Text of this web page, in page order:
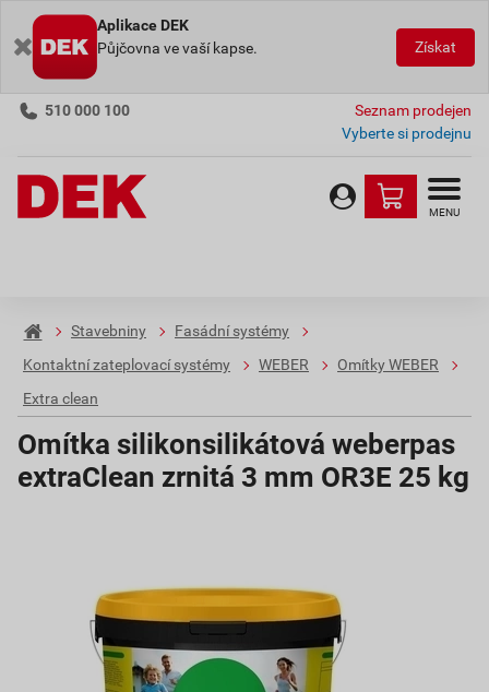
Aplikace DEK
Půjčovna ve vaší kapse.
Získat
510 000 100
Seznam prodejen
Vyberte si prodejnu
MENU
Stavebniny
Fasádní systémy
Kontaktní zateplovací systémy
WEBER
Omítky WEBER
Extra clean
Omítka silikonsilikátová weberpas
extraClean zrnitá 3 mm OR3E 25 kg